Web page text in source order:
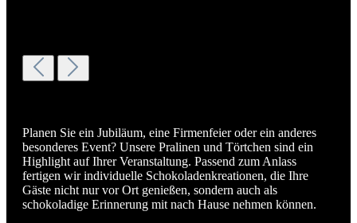
Planen Sie ein Jubiläum, eine Firmenfeier oder ein anderes
besonderes Event? Unsere Pralinen und Törtchen sind ein
Highlight auf Ihrer Veranstaltung. Passend zum Anlass
fertigen wir individuelle Schokoladenkreationen, die Ihre
Gäste nicht nur vor Ort genießen, sondern auch als
schokoladige Erinnerung mit nach Hause nehmen können.